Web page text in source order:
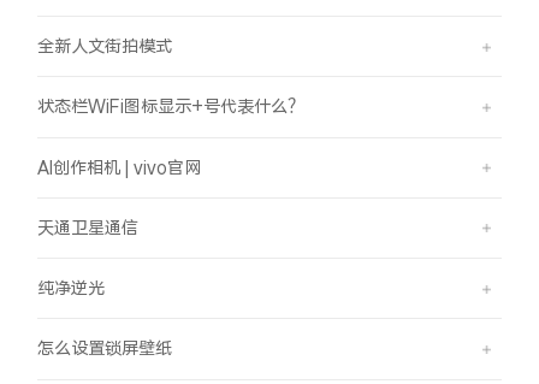
全新人文街拍模式
状态栏WiFi图标显示+号代表什么？
AI创作相机 | vivo官网
天通卫星通信
纯净逆光
怎么设置锁屏壁纸